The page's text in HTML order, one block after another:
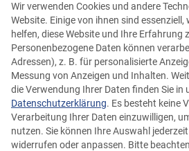
Brezenknödel
Himbeersahne
Ein Dessert aus Brezenknödel für die
Rezept drucken
Wir verwenden Cookies und andere
Website. Einige von ihnen sind
helfen, diese Website und Ihre Erfahrung
Personenbezogene Daten können
Adressen), z. B. für personalisierte
Messung von Anzeigen und Inhalten.
die Verwendung Ihrer Daten finden Sie in
Datenschutzerklärung. Es besteht keine
Verarbeitung Ihrer Daten einzuwilligen,
nutzen. Sie können Ihre Auswahl
widerrufen oder anpassen. Bitte